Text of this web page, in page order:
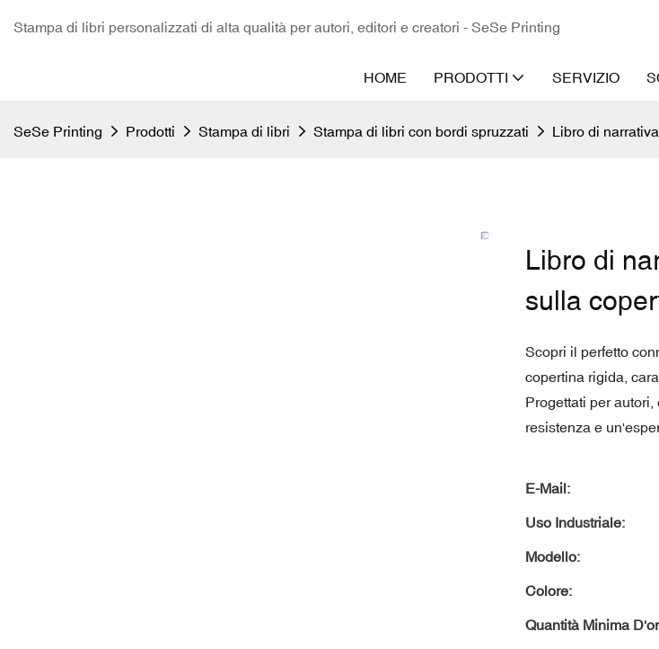
Stampa di libri personalizzati di alta qualità per autori, editori e creatori - SeSe Printing
HOME PRODOTTI SERVIZIO
SeSe Printing Prodotti Stampa di libri Stampa di libri con bordi spruzzati Libro di
Libro di
sulla
Scopri il perfetto
copertina rigida,
Progettati per
resistenza e
E-Mail:
Uso Industriale:
Modello:
Colore:
Quantità Minima